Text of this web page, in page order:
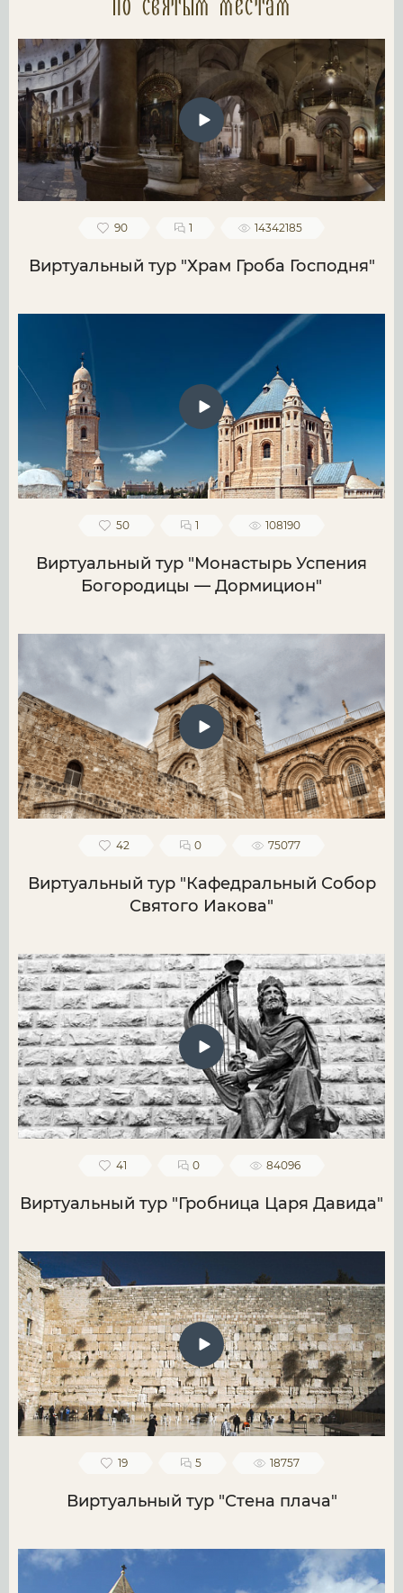
по святым местам
90 1 14342185
Виртуальный тур "Храм Гроба Господня"
50 1 108190
Виртуальный тур "Монастырь Успения
Богородицы — Дормицион"
42 0 75077
Виртуальный тур "Кафедральный Собор
Святого Иакова"
41 0 84096
Виртуальный тур "Гробница Царя Давида"
19 5 18757
Виртуальный тур "Стена плача"